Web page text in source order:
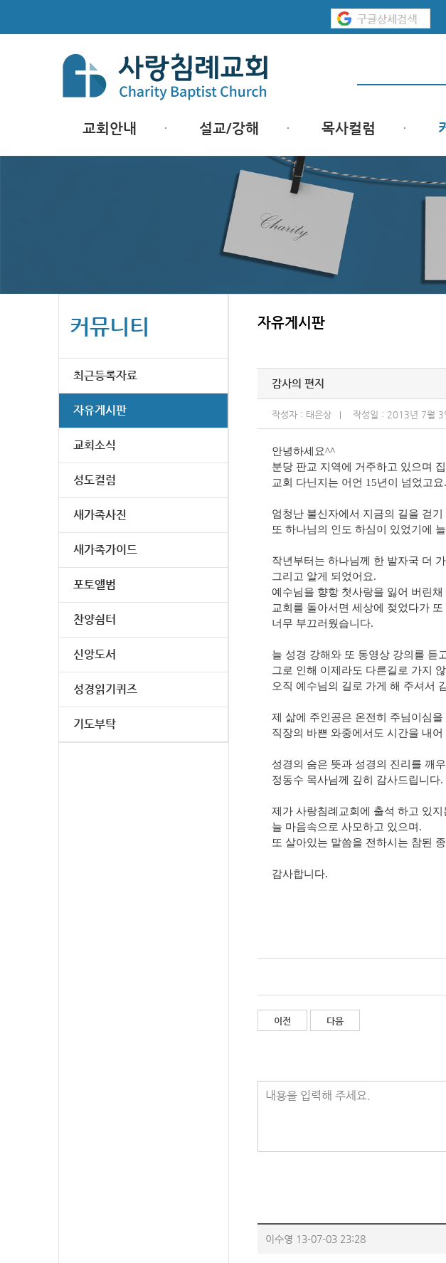
교회안내 설교/강해 목사컬럼
커뮤니티
최근등록자료
자유게시판
교회소식
성도컬럼
새가족사진
새가족가이드
포토앨범
찬양쉼터
신앙도서
성경읽기퀴즈
기도부탁
자유게시판
감사의 편지
작성자 : 태은상 작성일 : 2013년 7월
안녕하세요^^
분당 판교 지역에 거주하고 있으며
교회 다닌지는 어언 15년이 넘었고
엄청난 불신자에서 지금의 길을 걷
또 하나님의 인도 하심이 있었기에
작년부터는 하나님께 한 발자국 더
그리고 알게 되었어요.
예수님을 향항 첫사랑을 잃어 버린
교회를 돌아서면 세상에 젖었다가
너무 부끄러웠습니다.
늘 성경 강해와 또 동영상 강의를 듣
그로 인해 이제라도 다른길로 가지
오직 예수님의 길로 가게 해 주셔서
제 삶에 주인공은 온전히 주님이심
직장의 바쁜 와중에서도 시간을 내
성경의 숨은 뜻과 성경의 진리를 깨
정동수 목사님께 깊히 감사드립니다.
제가 사랑침례교회에 출석 하고 있지
늘 마음속으로 사모하고 있으며.
또 살아있는 말씀을 전하시는 참된
감사합니다.
이전 다음
내용을 입력해 주세요.
이수영 13-07-03 23:28